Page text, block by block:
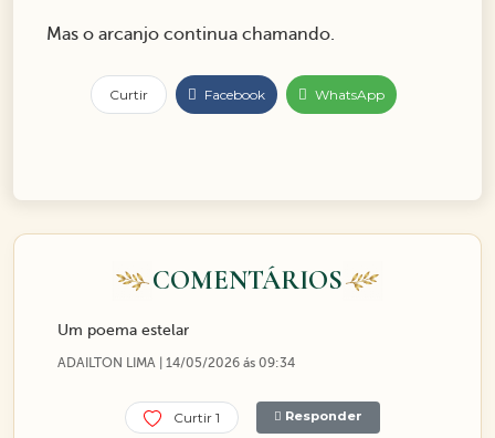
Mas o arcanjo continua chamando.
Curtir Facebook WhatsApp
COMENTÁRIOS
Um poema estelar
ADAILTON LIMA | 14/05/2026 ás 09:34
Curtir 1 Responder